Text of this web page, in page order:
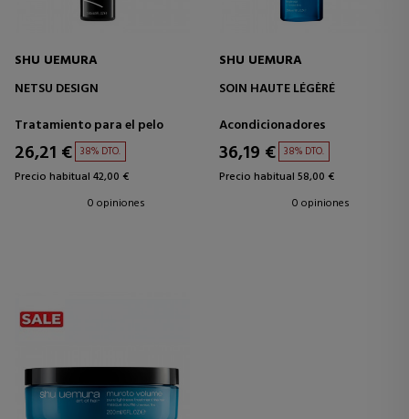
SHU UEMURA
NETSU DESIGN
Tratamiento para el pelo
26,21 € 38% DTO.
Precio habitual 42,00 €
0 opiniones
SHU UEMURA
SOIN HAUTE LÉGÈRÉ
Acondicionadores
36,19 € 38% DTO.
Precio habitual 58,00 €
0 opiniones